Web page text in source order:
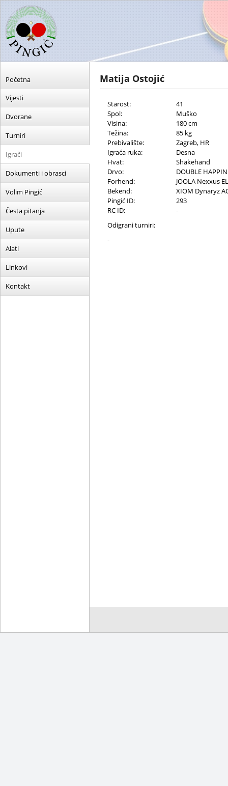
Početna
Vijesti
Dvorane
Turniri
Igrači
Dokumenti i obrasci
Volim Pingić
Česta pitanja
Upute
Alati
Linkovi
Kontakt
Matija Ostojić
Starost:
41
Spol:
Muško
Visina:
180 cm
Težina:
85 kg
Prebivalište:
Zagreb, HR
Igraća ruka:
Desna
Hvat:
Shakehand
Drvo:
DOUBLE
Forhend:
JOOLA Nexxus EL
Bekend:
XIOM Dynaryz
Pingić ID:
293
RC ID:
-
Odigrani turniri:
-